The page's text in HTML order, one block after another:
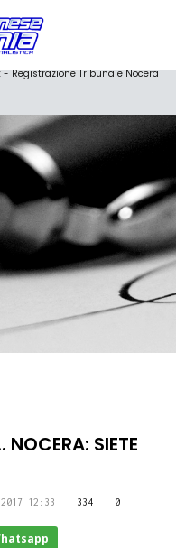
Registrazione Tribunale Nocera
NOCERA: SIETE
12:33 334 0